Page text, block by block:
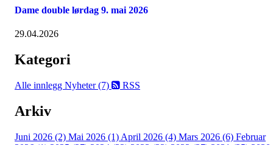
Dame double lørdag 9. mai 2026
29.04.2026
Kategori
Alle innlegg Nyheter (7) RSS
Arkiv
Juni 2026 (2) Mai 2026 (1) April 2026 (4) Mars 2026 (6) Februar